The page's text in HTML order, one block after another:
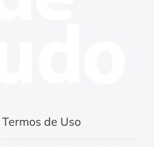
Termos de Uso